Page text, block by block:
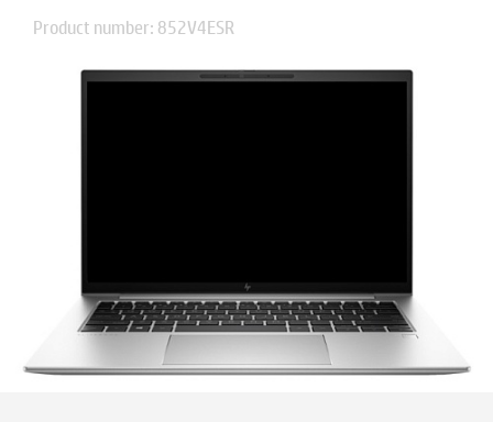
Product number: 852V4ESR